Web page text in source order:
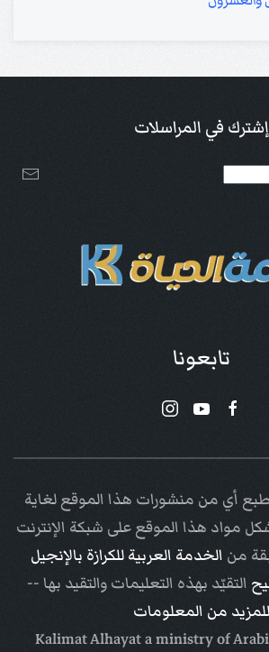
إشترك في المراسلات
تابعونا
أي من منشورات هذا الموقع لغاية
مواد هذا الموقع على شبكة الإنترنت
من الخدمة العربية للكرازة بالإنجيل
التقيّد بهذه التعليمات والتقيد بها --
للمزيد من المعلومات